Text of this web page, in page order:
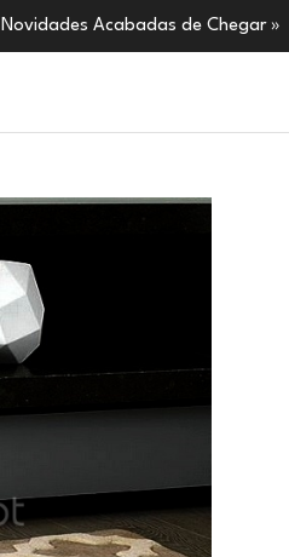
Novidades Acabadas de Chegar »